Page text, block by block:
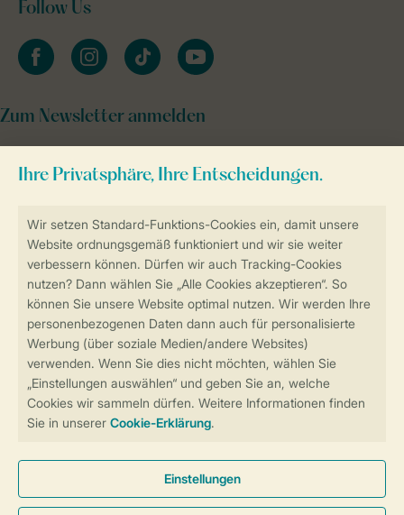
Sicherstellung Deiner Privatsphäre
Sicher und schnell zur Online-Buchung
Sichere Datenübertragung
Sicheres Bezahlen
Follow Us
facebookinstagramtiktok youtube
Zum Newsletter anmelden